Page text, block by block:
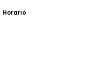
Horario